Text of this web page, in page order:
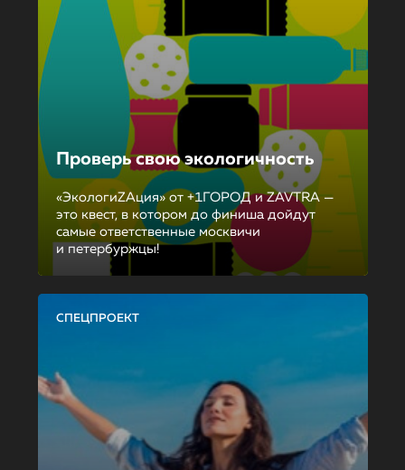
Проверь свою экологичность
«ЭкологиZAция» от +1ГОРОД и ZAVTRA —
это квест, в котором до финиша дойдут
самые ответственные москвичи
и петербуржцы!
СПЕЦПРОЕКТ